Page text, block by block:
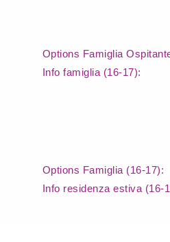
Options Famiglia
Info famiglia (16-17):
Options Famiglia (16-17):
Info residenza estiva (16-